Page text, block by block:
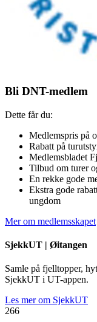
Bli DNT-medlem
Dette får du:
Medlemspris på
Rabatt på
Medlemsbladet
Tilbud om turer
En rekke gode
Ekstra gode
ungdom
Mer om medlemsskapet
SjekkUT | Øitangen
Samle på fjelltopper,
SjekkUT i UT-appen.
Les mer om SjekkUT
266